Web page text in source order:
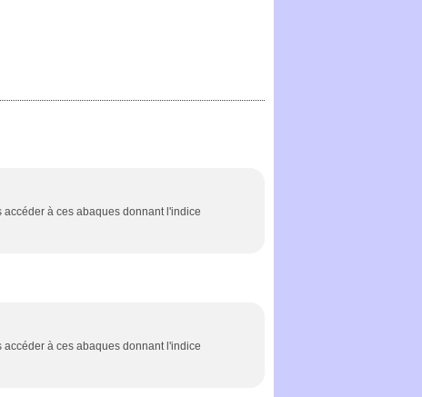
accéder à ces abaques donnant l'indice
accéder à ces abaques donnant l'indice